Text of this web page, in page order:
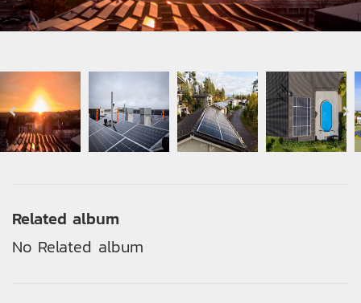
Related album
No Related album